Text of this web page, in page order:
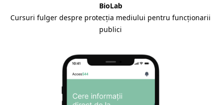
BioLab
Cursuri fulger despre protecția mediului pentru funcționarii
publici